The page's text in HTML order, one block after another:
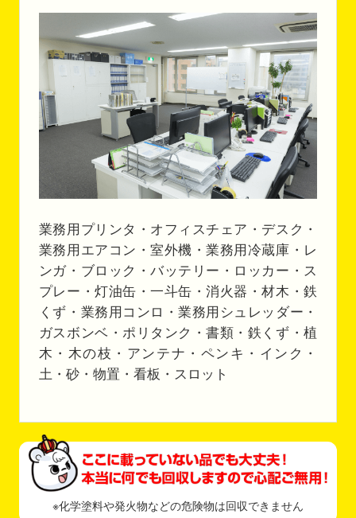
業務用プリンタ・オフィスチェア・デスク・
業務用エアコン・室外機・業務用冷蔵庫・レ
ンガ・ブロック・バッテリー・ロッカー・ス
プレー・灯油缶・一斗缶・消火器・材木・鉄
くず・業務用コンロ・業務用シュレッダー・
ガスボンベ・ポリタンク・書類・鉄くず・植
木・木の枝・アンテナ・ペンキ・インク・
土・砂・物置・看板・スロット
※化学塗料や発火物などの危険物は回収できません